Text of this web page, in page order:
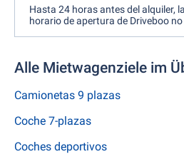
Hasta 24 horas antes del alquiler,
horario de apertura de Driveboo
Alle Mietwagenziele im
Camionetas 9 plazas
Coche 7-plazas
Coches deportivos